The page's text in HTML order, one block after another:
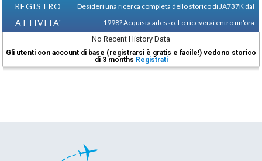
REGISTRO
ATTIVITA'
Desideri una ricerca completa dello storico di JA737K dal
1998?Acquista adesso. Lo riceverai entro un'ora
No Recent History Data
Gli utenti con account di base (registrarsi è gratis e facile!) vedono storico
di 3 months Registrati